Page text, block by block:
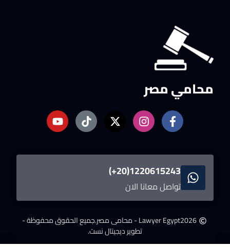
محامي مصر
1220615243(20+)
تواصل معانا الان
2026Lawyer Egypt - محامى مصر.
جميع الحقوق محفوظة -
تطوير ديجيتال نست.